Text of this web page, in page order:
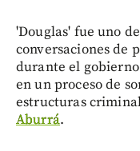
'Douglas' fue uno
conversaciones de
durante el
en un proceso de
estructuras
Aburrá.